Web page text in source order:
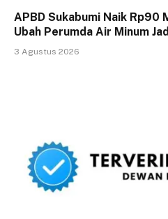
APBD Sukabumi Naik Rp90
Ubah Perumda Air Minum
3 Agustus 2026